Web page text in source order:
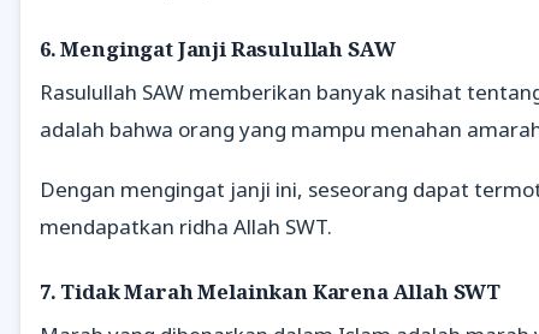
6. Mengingat Janji Rasulullah SAW
Rasulullah SAW memberikan banyak nasihat
adalah bahwa orang yang mampu menahan
Dengan mengingat janji ini, seseorang dapat
mendapatkan ridha Allah SWT.
7. Tidak Marah Melainkan Karena Allah SWT